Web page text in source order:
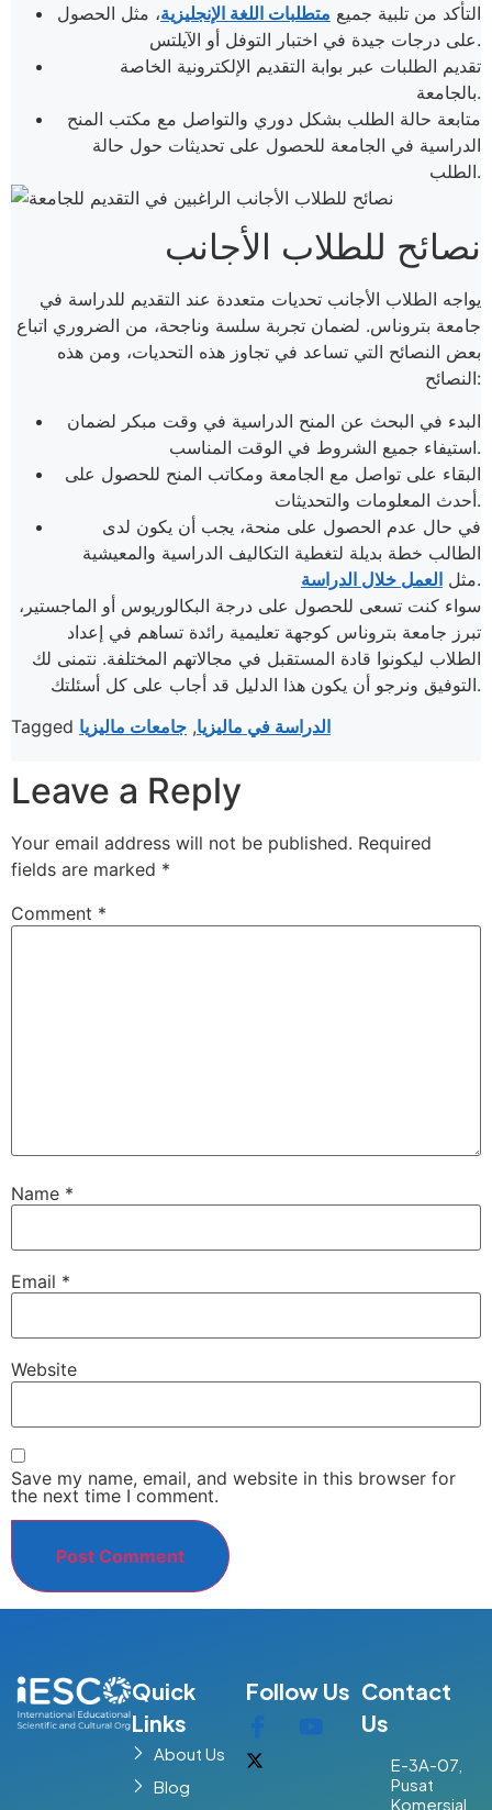
التأكد من تلبية جميع متطلبات اللغة الإنجليزية، مثل الحصول
على درجات جيدة في اختبار التوفل أو الآيلتس.
تقديم الطلبات عبر بوابة التقديم الإلكترونية الخاصة
بالجامعة.
متابعة حالة الطلب بشكل دوري والتواصل مع مكتب المنح
الدراسية في الجامعة للحصول على تحديثات حول حالة
الطلب.
نصائح للطلاب الأجانب
يواجه الطلاب الأجانب تحديات متعددة عند التقديم للدراسة في
جامعة بتروناس. لضمان تجربة سلسة وناجحة، من الضروري اتباع
بعض النصائح التي تساعد في تجاوز هذه التحديات، ومن هذه
النصائح:
البدء في البحث عن المنح الدراسية في وقت مبكر لضمان
استيفاء جميع الشروط في الوقت المناسب.
البقاء على تواصل مع الجامعة ومكاتب المنح للحصول على
أحدث المعلومات والتحديثات.
في حال عدم الحصول على منحة، يجب أن يكون لدى
الطالب خطة بديلة لتغطية التكاليف الدراسية والمعيشية
مثل العمل خلال الدراسة
.
سواء كنت تسعى للحصول على درجة البكالوريوس أو الماجستير،
تبرز جامعة بتروناس كوجهة تعليمية رائدة تساهم في إعداد
الطلاب ليكونوا قادة المستقبل في مجالاتهم المختلفة. نتمنى لك
التوفيق ونرجو أن يكون هذا الدليل قد أجاب على كل أسئلتك.
Tagged
الدراسة في ماليزيا, جامعات ماليزيا
Leave a Reply
Your email address will not be published. Required
fields are marked *
Comment *
Name *
Email *
Website
Save my name, email, and website in this browser for
the next time I comment.
Quick
Links
About Us
Blog
Follow Us Contact
Us
E-3A-07,
Pusat
Komersial